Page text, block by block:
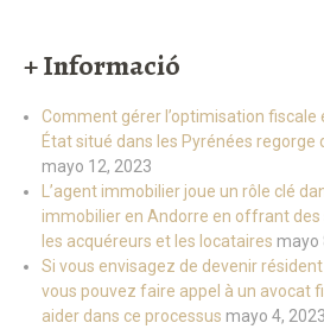
+ Informació
Comment gérer l’optimisation fiscale
État situé dans les Pyrénées regorge
mayo 12, 2023
L’agent immobilier joue un rôle clé
immobilier en Andorre en offrant des
les acquéreurs et les locataires mayo
Si vous envisagez de devenir
vous pouvez faire appel à un avocat
aider dans ce processus mayo 4, 2023